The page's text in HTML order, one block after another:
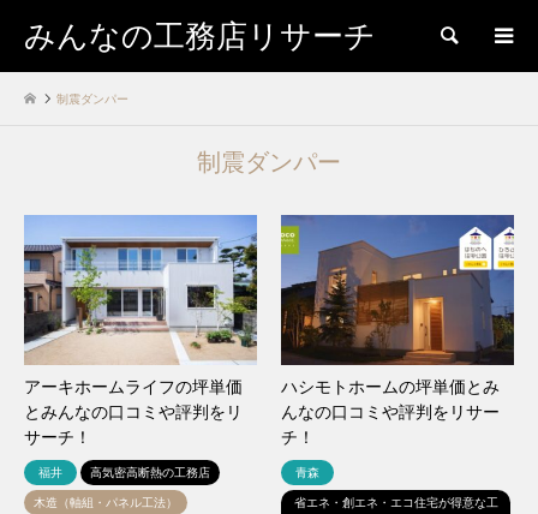
みんなの工務店リサーチ 検索
制震ダンパー
制震ダンパー
アーキホームライフの坪単価
とみんなの口コミや評判をリ
サーチ！
福井 高気密高断熱の工務店
木造（軸組・パネル工法）
ハシモトホームの坪単価とみ
んなの口コミや評判をリサー
チ！
青森
省エネ・創エネ・エコ住宅が得意な工